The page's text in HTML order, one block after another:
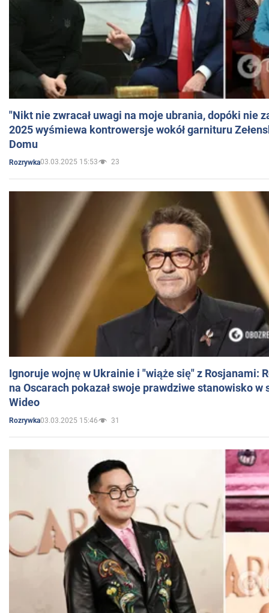
"Nikt nie zwracał uwagi na moje ubrania, dopóki nie
2025 wyśmiewa kontrowersje wokół garnituru
Domu
Rozrywka03.03.2025 15:53 23
Ignoruje wojnę w Ukrainie i "wiąże się" z Rosjanami:
na Oscarach pokazał swoje prawdziwe stanowisko w
Wideo
Rozrywka03.03.2025 15:46 31